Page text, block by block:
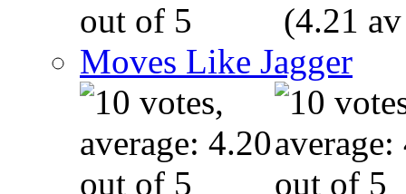
(4.21
Moves Like Jagger